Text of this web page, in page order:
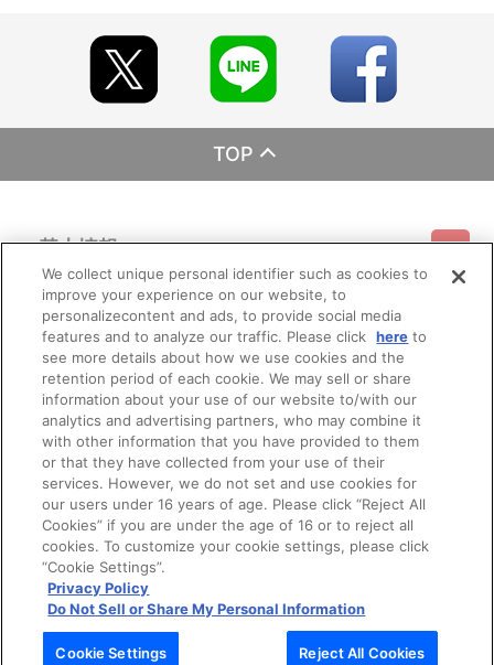
TOP
基本情報
利用規約 特定商取引法に基づく表示 プライバシーポリシー
プライバシーオプション 会社概要
ご利用情報
ご利用ガイド サイトマップ お問い合わせ
Do Not Sell or Share My Personal Information
会員メニュー
ログイン 会員規約 新規会員登録
その他のご案内
公式X バンダイナムコフィルムワークス
© Bandai Namco Filmworks Inc. All Rights Reserved.
We collect unique personal identifier such as cookies to
improve your experience on our website, to
personalizecontent and ads, to provide social media
features and to analyze our traffic. Please click here to
see more details about how we use cookies and the
retention period of each cookie. We may sell or share
information about your use of our website to/with our
analytics and advertising partners, who may combine it
with other information that you have provided to them
or that they have collected from your use of their
services. However, we do not set and use cookies for
our users under 16 years of age. Please click “Reject All
Cookies” if you are under the age of 16 or to reject all
cookies. To customize your cookie settings, please click
“Cookie Settings”.
Privacy Policy
Do Not Sell or Share My Personal Information
Cookie Settings Reject All Cookies